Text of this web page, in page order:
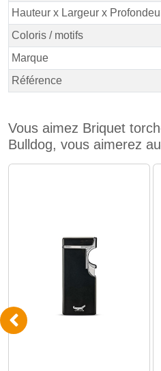
Hauteur x Largeur x
Coloris / motifs
Marque
Référence
Vous aimez Briquet
Bulldog, vous aimerez